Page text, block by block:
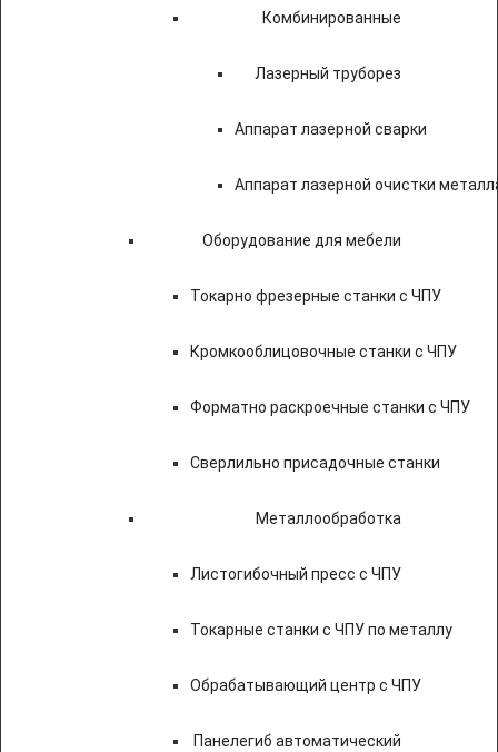
Комбинированные
Лазерный труборез
Аппарат лазерной сварки
Аппарат лазерной очистки
Оборудование для мебели
Токарно фрезерные станки с ЧПУ
Кромкооблицовочные станки с ЧПУ
Форматно раскроечные станки с ЧПУ
Сверлильно присадочные станки
Металлообработка
Листогибочный пресс с ЧПУ
Токарные станки с ЧПУ по металлу
Обрабатывающий центр с ЧПУ
Панелегиб автоматический